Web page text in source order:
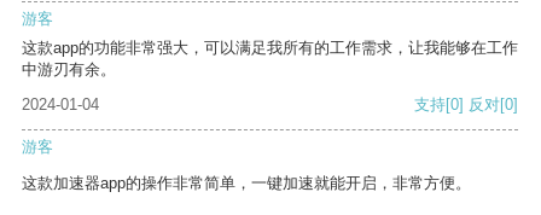
游客
这款app的功能非常强大，可以满足我所有的工作需求，让我能够在工作
中游刃有余。
2024-01-04
支持[0] 反对[0]
游客
这款加速器app的操作非常简单，一键加速就能开启，非常方便。